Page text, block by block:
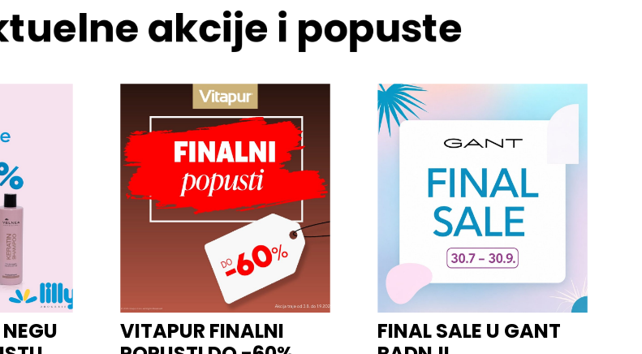
akcije i popuste
VITAPUR FINALNI
FINAL SALE U GANT